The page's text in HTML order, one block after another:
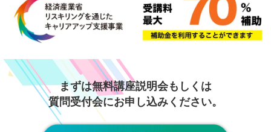
まずは無料講座説明会もしくは
質問受付会にお申し込みください。